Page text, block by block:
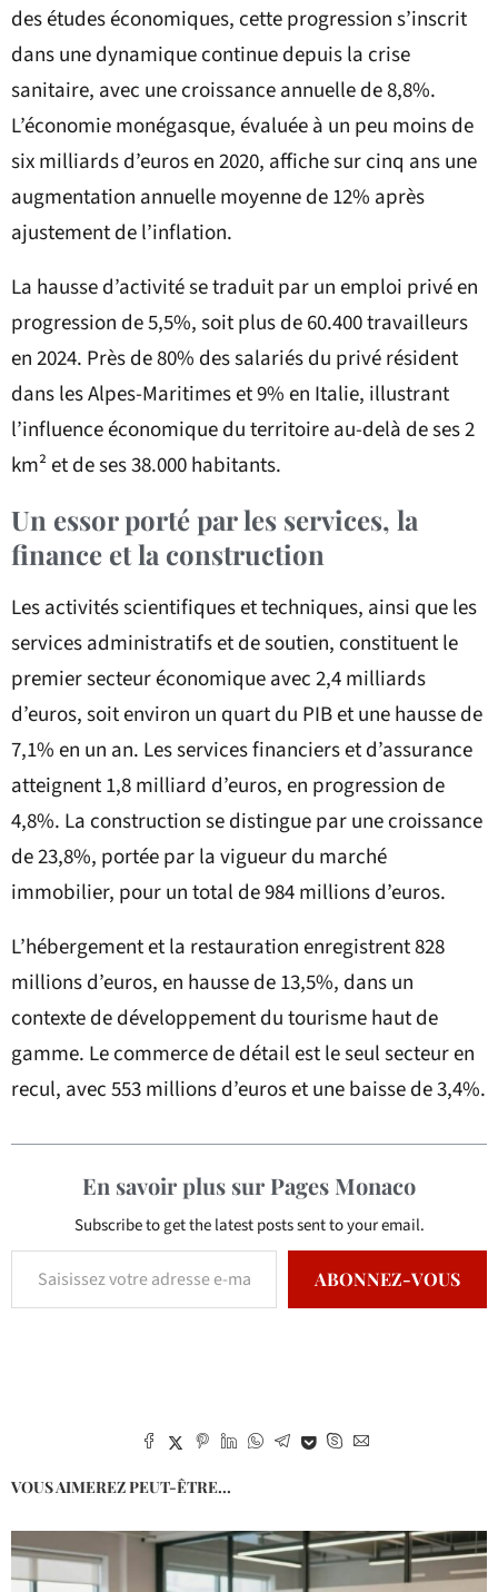
des études économiques, cette progression s’inscrit
dans une dynamique continue depuis la crise
sanitaire, avec une croissance annuelle de 8,8%.
L’économie monégasque, évaluée à un peu moins de
six milliards d’euros en 2020, affiche sur cinq ans une
augmentation annuelle moyenne de 12% après
ajustement de l’inflation.
La hausse d’activité se traduit par un emploi privé en
progression de 5,5%, soit plus de 60.400 travailleurs
en 2024. Près de 80% des salariés du privé résident
dans les Alpes-Maritimes et 9% en Italie, illustrant
l’influence économique du territoire au-delà de ses 2
km² et de ses 38.000 habitants.
Un essor porté par les services, la
finance et la construction
Les activités scientifiques et techniques, ainsi que les
services administratifs et de soutien, constituent le
premier secteur économique avec 2,4 milliards
d’euros, soit environ un quart du PIB et une hausse de
7,1% en un an. Les services financiers et d’assurance
atteignent 1,8 milliard d’euros, en progression de
4,8%. La construction se distingue par une croissance
de 23,8%, portée par la vigueur du marché
immobilier, pour un total de 984 millions d’euros.
L’hébergement et la restauration enregistrent 828
millions d’euros, en hausse de 13,5%, dans un
contexte de développement du tourisme haut de
gamme. Le commerce de détail est le seul secteur en
recul, avec 553 millions d’euros et une baisse de 3,4%.
En savoir plus sur Pages Monaco
Subscribe to get the latest posts sent to your email.
ABONNEZ-VOUS
VOUS AIMEREZ PEUT-ÊTRE...